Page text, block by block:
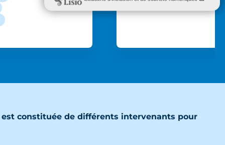
est constituée de différents intervenants pour